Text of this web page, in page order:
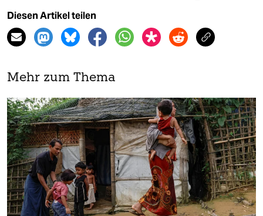
Diesen Artikel teilen
Mehr zum Thema